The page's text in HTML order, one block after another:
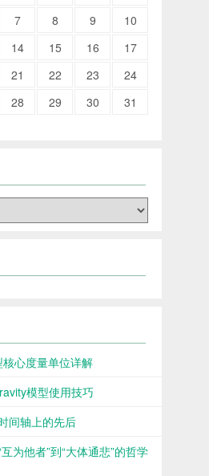
7 8 9
10
14 15 16
17
21 22 23
24
28 29 30
31
心度量单位详解
模型使用技巧
间轴上的先后
为他者”到“大体通悲”的哲学